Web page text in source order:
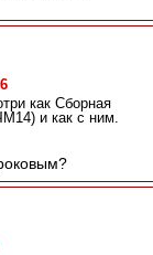
как Сборная
и как с ним.